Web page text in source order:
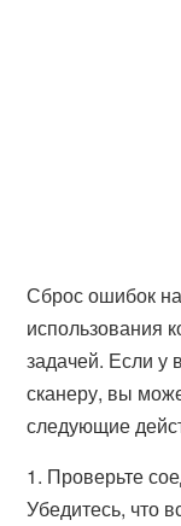
Сброс ошибок
использования
задачей. Если у
сканеру, вы
следующие
1. Проверьте
Убедитесь, что